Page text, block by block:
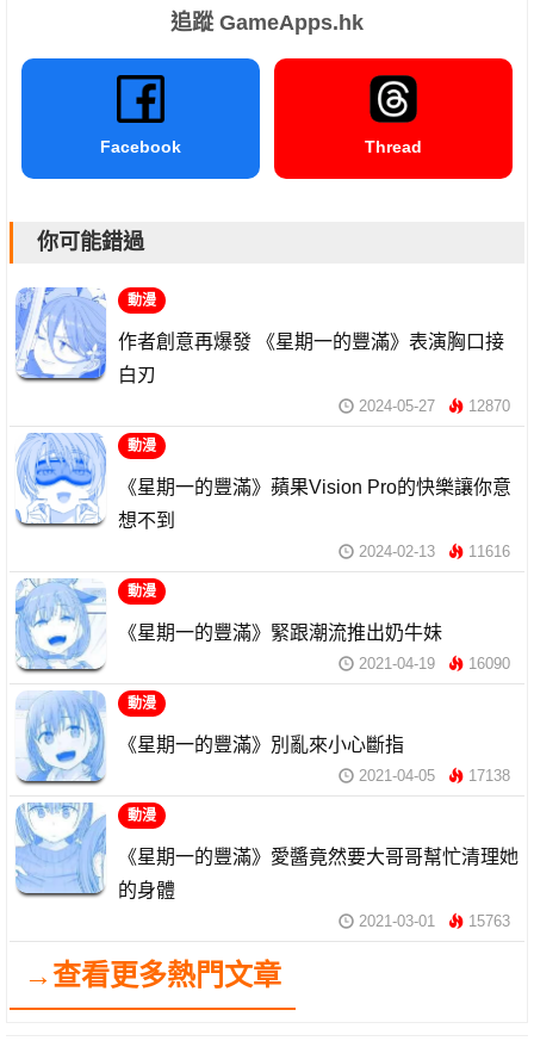
追蹤 GameApps.hk
Facebook Thread
你可能錯過
動漫
作者創意再爆發 《星期一的豐滿》表演胸口接
白刃
2024-05-27 12870
動漫
《星期一的豐滿》蘋果Vision Pro的快樂讓你意
想不到
2024-02-13 11616
動漫
《星期一的豐滿》緊跟潮流推出奶牛妹
2021-04-19 16090
動漫
《星期一的豐滿》別亂來小心斷指
2021-04-05 17138
動漫
《星期一的豐滿》愛醬竟然要大哥哥幫忙清理她
的身體
2021-03-01 15763
→查看更多熱門文章